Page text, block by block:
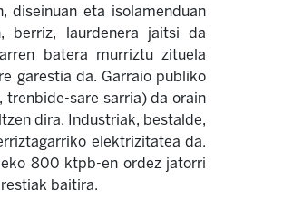
diseinuan eta isolamenduan
berriz, laurdenera jaitsi da
batera murriztu zituela
garestia da. Garraio publiko
sare sarria) da orain
dira. Industriak, bestalde,
elektrizitatea da.
800 ktpb-en ordez jatorri
baitira.